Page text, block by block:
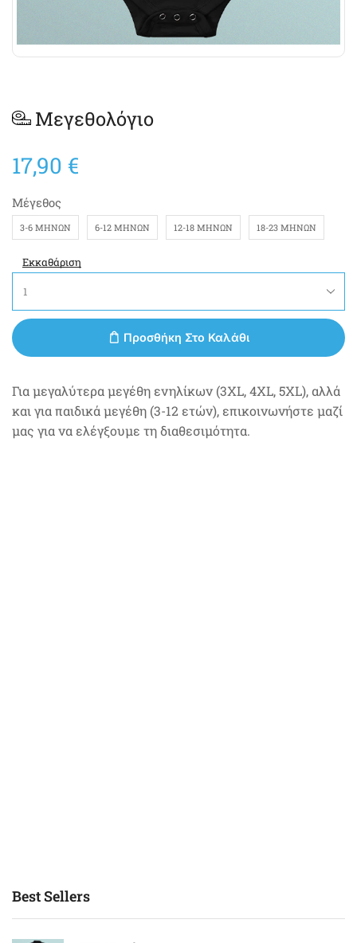
Μεγεθολόγιο
17,90 €
Μέγεθος
3-6 ΜΗΝΏΝ 6-12 ΜΗΝΏΝ 12-18 ΜΗΝΏΝ 18-23 ΜΗΝΏΝ
Εκκαθάριση
Προσθήκη Στο Καλάθι
Για μεγαλύτερα μεγέθη ενηλίκων (3XL, 4XL, 5XL), αλλά
και για παιδικά μεγέθη (3-12 ετών), επικοινωνήστε μαζί
μας για να ελέγξουμε τη διαθεσιμότητα.
Best Sellers